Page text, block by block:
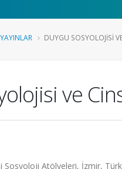
DUYGU SOSYOLOJISI
ve
Atölyeleri, İzmir,